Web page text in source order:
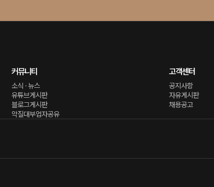
커뮤니티
소식 · 뉴스
유튜브게시판
블로그게시판
악질대부업자공유
고객센터
공지사항
자유게시판
채용공고